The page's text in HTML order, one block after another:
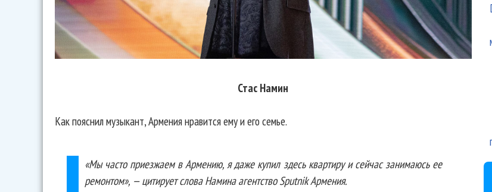
Стас Намин
Как пояснил музыкант, Армения нравится ему и его семье.
«Мы часто приезжаем в Армению, я даже купил здесь квартиру и сейчас занимаюсь ее
ремонтом», — цитирует слова Намина агентство Sputnik Армения.